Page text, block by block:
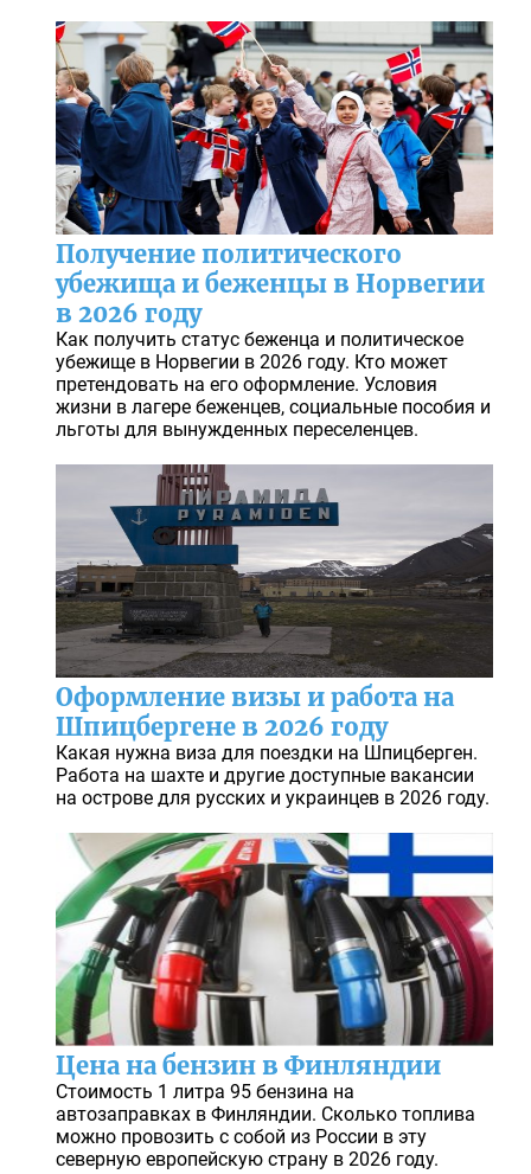
Получение политического
убежища и беженцы в Норвегии
в 2026 году
Как получить статус беженца и политическое
убежище в Норвегии в 2026 году. Кто может
претендовать на его оформление. Условия
жизни в лагере беженцев, социальные пособия и
льготы для вынужденных переселенцев.
Оформление визы и работа на
Шпицбергене в 2026 году
Какая нужна виза для поездки на Шпицберген.
Работа на шахте и другие доступные вакансии
на острове для русских и украинцев в 2026 году.
Цена на бензин в Финляндии
Стоимость 1 литра 95 бензина на
автозаправках в Финляндии. Сколько топлива
можно провозить с собой из России в эту
северную европейскую страну в 2026 году.